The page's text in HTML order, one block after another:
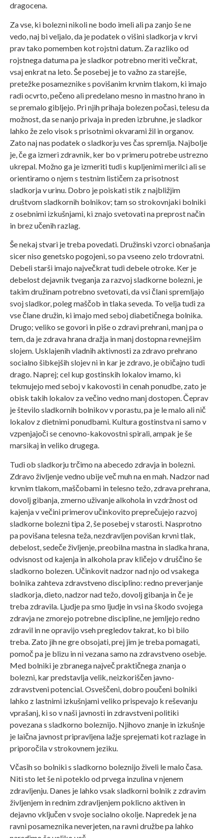
dragocena.
Za vse, ki bolezni nikoli ne bodo imeli ali pa zanjo še ne
vedo, naj bi veljalo, da je podatek o višini sladkorja v krvi
prav tako pomemben kot rojstni datum. Za razliko od
rojstnega datuma pa je sladkor potrebno meriti večkrat,
vsaj enkrat na leto. Še posebej je to važno za starejše,
pretežke posameznike s povišanim krvnim tlakom, ki imajo
radi ocvrto, pečeno ali predelano mesno in mastno hrano in
se premalo gibljejo. Pri njih prihaja bolezen počasi, telesu da
možnost, da se nanjo privaja in preden izbruhne, je sladkor
lahko že zelo visok s prisotnimi okvarami žil in organov.
Zato naj nas podatek o sladkorju ves čas spremlja. Najbolje
je, če ga izmeri zdravnik, ker bo v primeru potrebe ustrezno
ukrepal. Možno ga je izmeriti tudi s kupljenimi merilci ali se
orientiramo o njem s testnim lističem za prisotnost
sladkorja v urinu. Dobro je poiskati stik z najbližjim
društvom sladkornih bolnikov; tam so strokovnjaki bolniki
z osebnimi izkušnjami, ki znajo svetovati na preprost način
in brez učenih razlag.
Še nekaj stvari je treba povedati. Družinski vzorci obnašanja
sicer niso genetsko pogojeni, so pa vseeno zelo trdovratni.
Debeli starši imajo največkrat tudi debele otroke. Ker je
debelost dejavnik tveganja za razvoj sladkorne bolezni, je
takim družinam potrebno svetovati, da vsi člani spremljajo
svoj sladkor, poleg maščob in tlaka seveda. To velja tudi za
vse člane družin, ki imajo med seboj diabetičnega bolnika.
Drugo; veliko se govori in piše o zdravi prehrani, manj pa o
tem, da je zdrava hrana dražja in manj dostopna revnejšim
slojem. Usklajenih vladnih aktivnosti za zdravo prehrano
socialno šibkejših slojev ni in kar je zdravo, je običajno tudi
drago. Naprej; cel kup gostinskih lokalov imamo, ki
tekmujejo med seboj v kakovosti in cenah ponudbe, zato je
obisk takih lokalov za večino vedno manj dostopen. Čeprav
je število sladkornih bolnikov v porastu, pa je le malo ali nič
lokalov z dietnimi ponudbami. Kultura gostinstva ni samo v
vzpenjajoči se cenovno-kakovostni spirali, ampak je še
marsikaj in veliko drugega.
Tudi ob sladkorju trčimo na abecedo zdravja in bolezni.
Zdravo življenje vedno ubije več muh na en mah. Nadzor nad
krvnim tlakom, maščobami in telesno težo, zdrava prehrana,
dovolj gibanja, zmerno uživanje alkohola in vzdržnost od
kajenja v večini primerov učinkovito preprečujejo razvoj
sladkorne bolezni tipa 2, še posebej v starosti. Nasprotno
pa povišana telesna teža, nezdravljen povišan krvni tlak,
debelost, sedeče življenje, preobilna mastna in sladka hrana,
odvisnost od kajenja in alkohola prav kličejo v druščino še
sladkorno bolezen. Učinkovit nadzor nad njo od vsakega
bolnika zahteva zdravstveno disciplino: redno preverjanje
sladkorja, dieto, nadzor nad težo, dovolj gibanja in če je
treba zdravila. Ljudje pa smo ljudje in vsi na škodo svojega
zdravja ne zmorejo potrebne discipline, ne jemljejo redno
zdravil in ne opravijo vseh pregledov takrat, ko bi bilo
treba. Zato jih ne gre obsojati, prej jim je treba pomagati,
pomoč pa je blizu in ni vezana samo na zdravstveno osebje.
Med bolniki je zbranega največ praktičnega znanja o
bolezni, kar predstavlja velik, neizkoriščen javno-
zdravstveni potencial. Osveščeni, dobro poučeni bolniki
lahko z lastnimi izkušnjami veliko prispevajo k reševanju
vprašanj, ki so v naši javnosti in zdravstveni politiki
povezana s sladkorno boleznijo. Njihovo znanje in izkušnje
je laična javnost pripravljena lažje sprejemati kot razlage in
priporočila v strokovnem jeziku.
Včasih so bolniki s sladkorno boleznijo živeli le malo časa.
Niti sto let še ni poteklo od prvega inzulina v njenem
zdravljenju. Danes je lahko vsak sladkorni bolnik z zdravim
življenjem in rednim zdravljenjem poklicno aktiven in
dejavno vključen v svoje socialno okolje. Napredek je na
ravni posameznika neverjeten, na ravni družbe pa lahko